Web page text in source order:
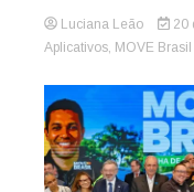
Luciana Leão 20
Aplicativos MOVE Brasil